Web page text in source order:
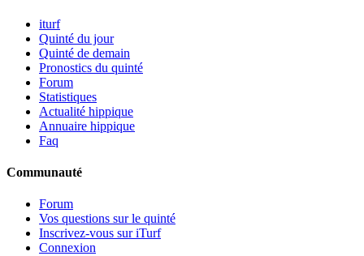
iturf
Quinté du jour
Quinté de demain
Pronostics du quinté
Forum
Statistiques
Actualité hippique
Annuaire hippique
Faq
Communauté
Forum
Vos questions sur le quinté
Inscrivez-vous sur iTurf
Connexion